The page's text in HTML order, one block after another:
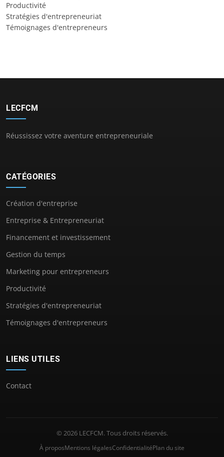
Productivité
Stratégies d'entrepreneuriat
Témoignages d'entrepreneurs
LECFCM
Réussissez votre aventure entrepreneuriale
CATÉGORIES
Création d'entreprise
Entreprise & Entrepreneuriat
Financement et investissement
Gestion du temps
Marketing pour entrepreneurs
Productivité
Stratégies d'entrepreneuriat
Témoignages d'entrepreneurs
LIENS UTILES
Contact
© 2026 LECFCM. Tous droits réservés.
À proposMentions légalesConfidentialitéPlan du site